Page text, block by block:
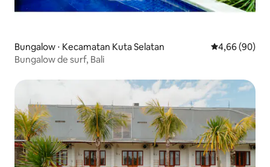
Bungalow ⋅ Kecamatan Kuta Selatan Évaluation
4,66 (90)
Bungalow de surf, Bali